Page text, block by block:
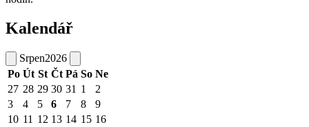
Kalendář
Srpen2026
Po Út St Čt Pá So Ne
27 28 29 30 31 1
2
3
4 5 6 7 8
9
10 11 12 13 14 15 16